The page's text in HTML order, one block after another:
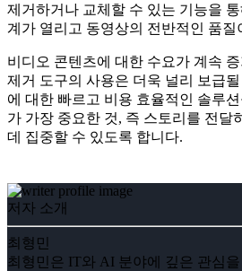
제거하거나 교체할 수 있는 기능을
계가 열리고 동영상의 전반적인 품질
비디오 콘텐츠에 대한 수요가 계속
제거 도구의 사용은 더욱 널리 보급
에 대한 빠르고 비용 효율적인 솔루
가 가장 중요한 것, 즉 스토리를 전달
데 집중할 수 있도록 합니다.
저자 소개
최형민
최형민은 IT와 AI 분야에 깊은 관심